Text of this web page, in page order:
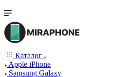
Каталог
Apple iPhone
Samsung Galaxy